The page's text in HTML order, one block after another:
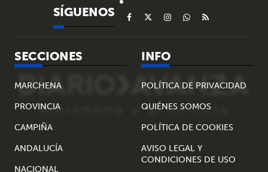
SÍGUENOS
SECCIONES
MARCHENA
PROVINCIA
CAMPIÑA
ANDALUCÍA
INFO
POLÍTICA DE PRIVACIDAD
QUIÉNES SOMOS
POLÍTICA DE COOKIES
AVISO LEGAL Y
CONDICIONES DE USO